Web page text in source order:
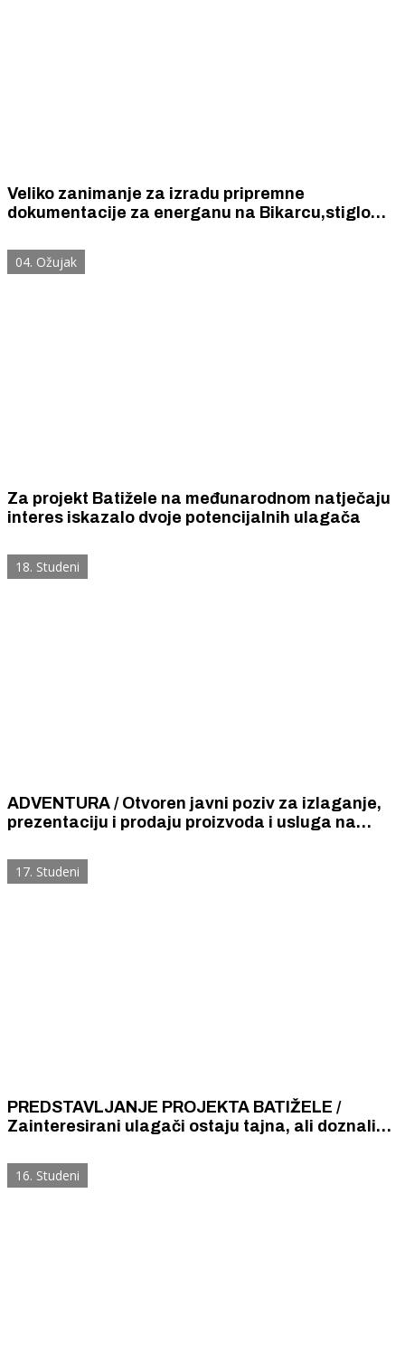
Veliko zanimanje za izradu pripremne
dokumentacije za energanu na Bikarcu,stiglo
04. Ožujak
Za projekt Batižele na međunarodnom natječaju
interes iskazalo dvoje potencijalnih ulagača
18. Studeni
ADVENTURA / Otvoren javni poziv za izlaganje,
prezentaciju i prodaju proizvoda i usluga na
17. Studeni
PREDSTAVLJANJE PROJEKTA BATIŽELE /
Zainteresirani ulagači ostaju tajna, ali doznali
16. Studeni